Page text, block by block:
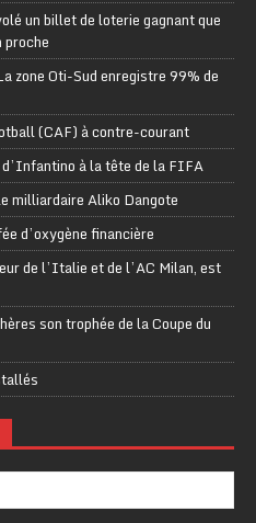
un billet de loterie gagnant que
proche
zone Oti-Sud enregistre 99% de
(CAF) à contre-courant
à la tête de la FIFA
milliardaire Aliko Dangote
d’oxygène financière
de l’Italie et de l’AC Milan, est
son trophée de la Coupe du